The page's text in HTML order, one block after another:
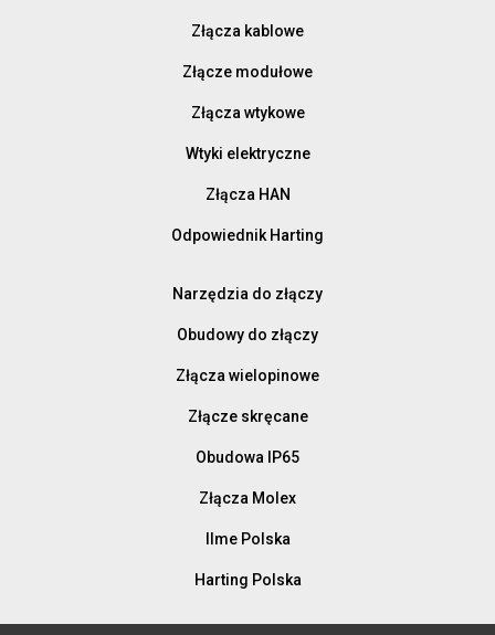
Złącza kablowe
Złącze modułowe
Złącza wtykowe
Wtyki elektryczne
Złącza HAN
Odpowiednik Harting
Narzędzia do złączy
Obudowy do złączy
Złącza wielopinowe
Złącze skręcane
Obudowa IP65
Złącza Molex
Ilme Polska
Harting Polska